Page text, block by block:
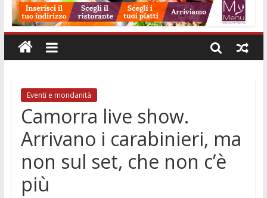
Sicurezza esodo estivo Padova: più controlli su strade, stazioni
e treni
Bonus trasporto pubblico Veneto: 200 euro per l’abbonamento
annuale
Eventi e mondanità
Camorra live show.
Arrivano i carabinieri, ma
non sul set, che non c’è
più